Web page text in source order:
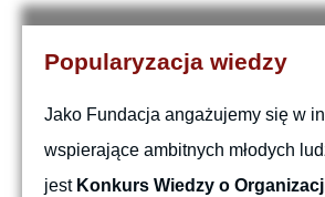
Popularyzacja wiedzy
Jako Fundacja angażujemy się w
wspierające ambitnych młodych
jest Konkurs Wiedzy o